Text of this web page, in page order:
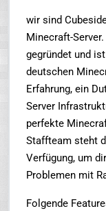
wir sind
Minecraft-
gegründet und
deutschen
Erfahrung, ein
Server
perfekte
Staffteam steht
Verfügung, um
Problemen mit
Folgende